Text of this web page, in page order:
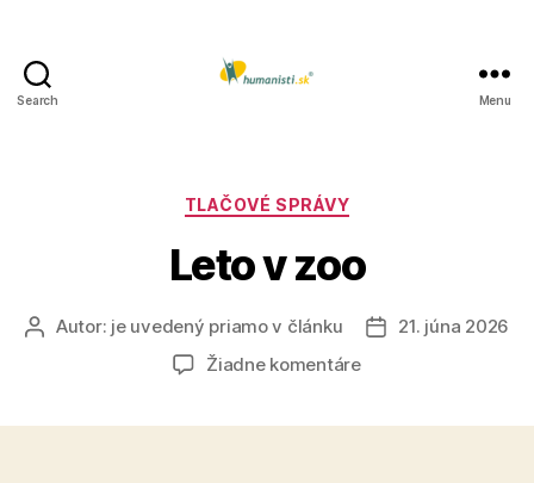
Search Menu
Kategórie
TLAČOVÉ SPRÁVY
Leto v zoo
AutorAutor: je uvedený priamo v článku
Dátum
21. júna 2026
Žiadne komentárena